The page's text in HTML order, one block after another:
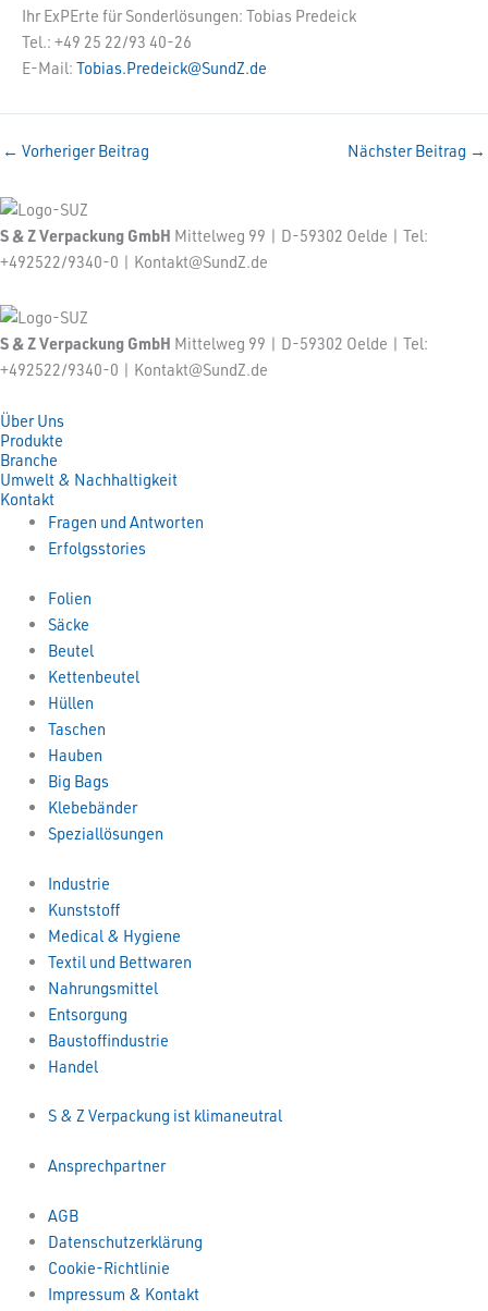
Ihr ExPErte für Sonderlösungen: Tobias Predeick
Tel.: +49 25 22/93 40-26
E-Mail: Tobias.Predeick@SundZ.de
← Vorheriger Beitrag Nächster Beitrag →
S & Z Verpackung GmbH Mittelweg 99 | D-59302 Oelde | Tel:
+492522/9340-0 | Kontakt@SundZ.de
S & Z Verpackung GmbH Mittelweg 99 | D-59302 Oelde | Tel:
+492522/9340-0 | Kontakt@SundZ.de
Über Uns
Produkte
Branche
Umwelt & Nachhaltigkeit
Kontakt
Fragen und Antworten
Erfolgsstories
Folien
Säcke
Beutel
Kettenbeutel
Hüllen
Taschen
Hauben
Big Bags
Klebebänder
Speziallösungen
Industrie
Kunststoff
Medical & Hygiene
Textil und Bettwaren
Nahrungsmittel
Entsorgung
Baustoffindustrie
Handel
S & Z Verpackung ist klimaneutral
Ansprechpartner
AGB
Datenschutzerklärung
Cookie-Richtlinie
Impressum & Kontakt